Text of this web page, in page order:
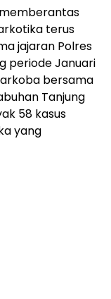
terus
jajaran Polres
periode Januari
bersama
Tanjung
58 kasus
yang